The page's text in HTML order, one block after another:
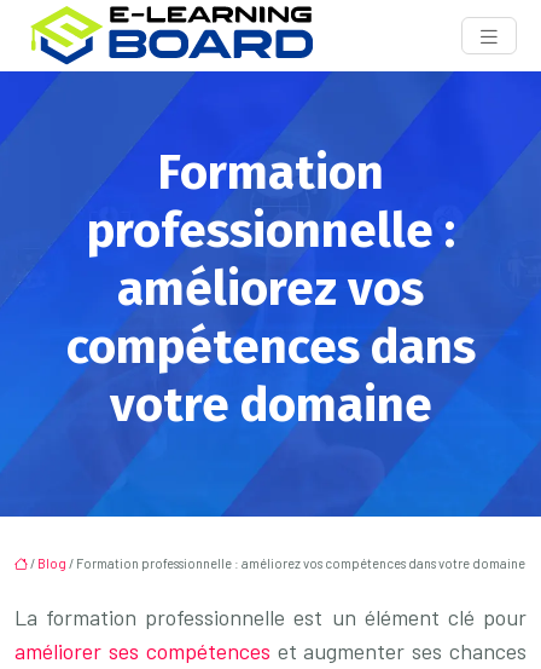
Formation
professionnelle :
améliorez vos
compétences dans
votre domaine
/ Blog / Formation professionnelle : améliorez vos compétences dans votre domaine
La formation professionnelle est un élément clé pour
améliorer ses compétences et augmenter ses chances